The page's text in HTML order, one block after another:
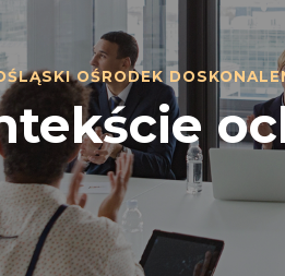
OŚRODEK